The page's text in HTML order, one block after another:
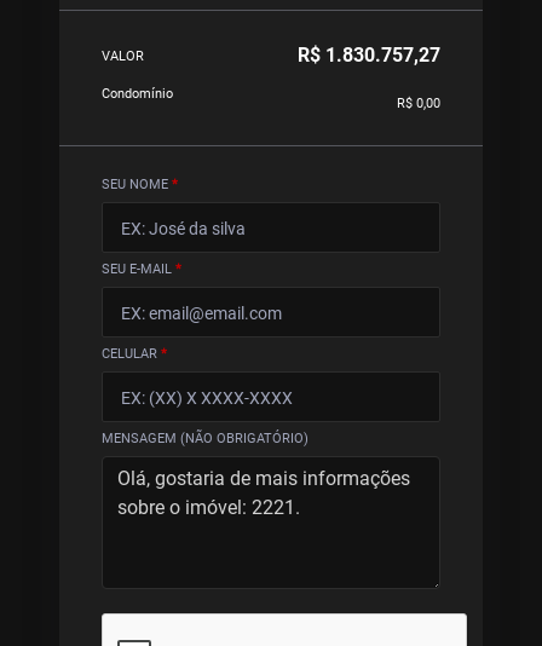
VALOR R$ 1.830.757,27
Condomínio
R$ 0,00
SEU NOME *
SEU E-MAIL *
CELULAR *
MENSAGEM (NÃO OBRIGATÓRIO)